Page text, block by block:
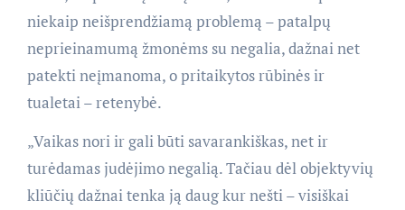
niekaip neišprendžiamą problemą – patalpų
neprieinamumą žmonėms su negalia, dažnai net
patekti neįmanoma, o pritaikytos rūbinės ir
tualetai – retenybė.
„Vaikas nori ir gali būti savarankiškas, net ir
turėdamas judėjimo negalią. Tačiau dėl objektyvių
kliūčių dažnai tenka ją daug kur nešti – visiškai